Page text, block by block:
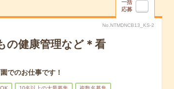
一括
応募
No.NTMDNCB13_KS-2
の健康管理など＊看
でのお仕事です！